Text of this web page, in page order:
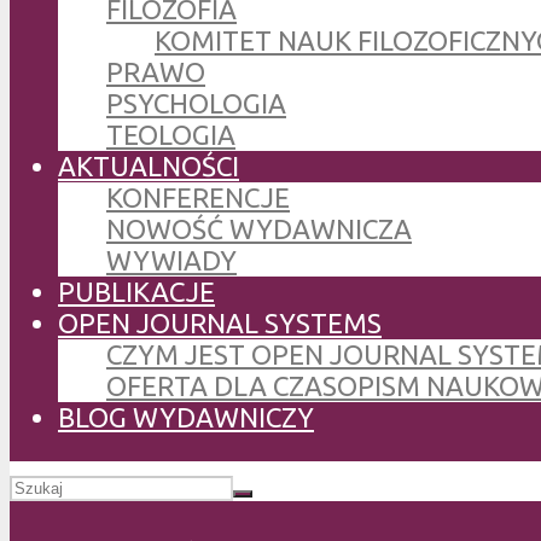
FILOZOFIA
KOMITET NAUK
PRAWO
PSYCHOLOGIA
TEOLOGIA
AKTUALNOŚCI
KONFERENCJE
NOWOŚĆ WYDAWNICZA
WYWIADY
PUBLIKACJE
OPEN JOURNAL SYSTEMS
CZYM JEST OPEN JOURNAL
OFERTA DLA CZASOPISM
BLOG WYDAWNICZY